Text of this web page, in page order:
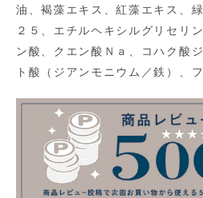
油、褐藻エキス、紅藻エキス、
２５、エチルヘキシルグリセリ
ン酸、クエン酸Ｎａ、コハク酸
ト酸（ジアンモニウム／鉄）、